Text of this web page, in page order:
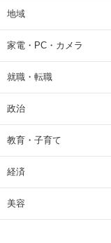
地域
家電・PC・カメラ
就職・転職
政治
教育・子育て
経済
美容